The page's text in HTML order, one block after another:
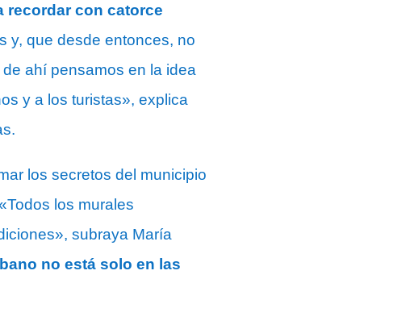
recordar con catorce
y, que desde entonces, no
ahí pensamos en la idea
y a los turistas», explica
los secretos del municipio
los murales
subraya María
no está solo en las